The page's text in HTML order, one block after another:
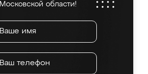
Московской области!